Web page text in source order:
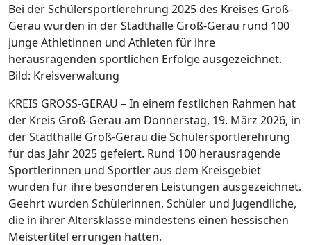
Bei der Schülersportlerehrung 2025 des Kreises Groß-
Gerau wurden in der Stadthalle Groß-Gerau rund 100
junge Athletinnen und Athleten für ihre
herausragenden sportlichen Erfolge ausgezeichnet.
Bild: Kreisverwaltung
KREIS GROSS-GERAU – In einem festlichen Rahmen hat
der Kreis Groß-Gerau am Donnerstag, 19. März 2026, in
der Stadthalle Groß-Gerau die Schülersportlerehrung
für das Jahr 2025 gefeiert. Rund 100 herausragende
Sportlerinnen und Sportler aus dem Kreisgebiet
wurden für ihre besonderen Leistungen ausgezeichnet.
Geehrt wurden Schülerinnen, Schüler und Jugendliche,
die in ihrer Altersklasse mindestens einen hessischen
Meistertitel errungen hatten.